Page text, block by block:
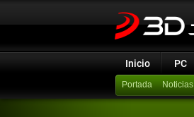
Inicio PC
Portada Noticias